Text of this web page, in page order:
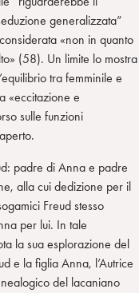
generalizzata”
«non in quanto
(58). Un limite lo mostra
tra femminile e
«eccitazione e
sulle funzioni
padre di Anna e padre
alla cui dedizione per il
Freud stesso
per lui. In tale
la sua esplorazione del
e la figlia Anna, l’Autrice
del lacaniano